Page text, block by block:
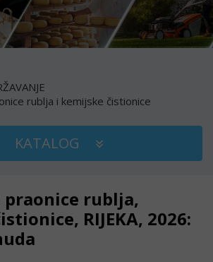
rublja i kemijske čistionice
KATALOG
praonice rublja,
RIJEKA, 2026: